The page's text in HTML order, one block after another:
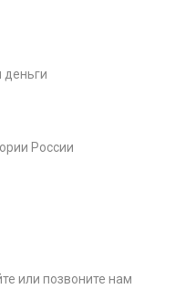
России
или позвоните нам